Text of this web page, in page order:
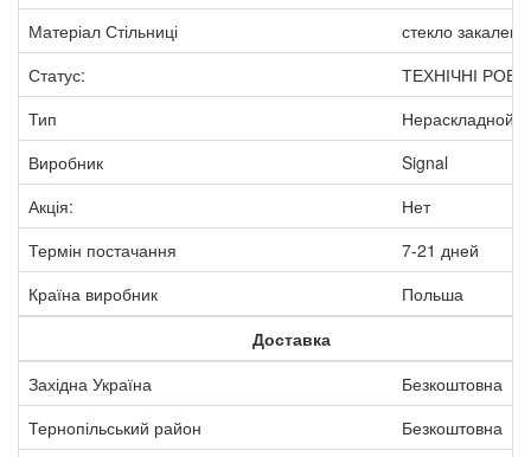
Матеріал Стільниці
стекло
Статус:
ТЕХНІЧНІ
Тип
Нераскладной
Виробник
Signal
Акція:
Нет
Термін постачання
7-21 дней
Країна виробник
Польша
Доставка
Західна Україна
Безкоштовна
Тернопільський район
Безкоштовна